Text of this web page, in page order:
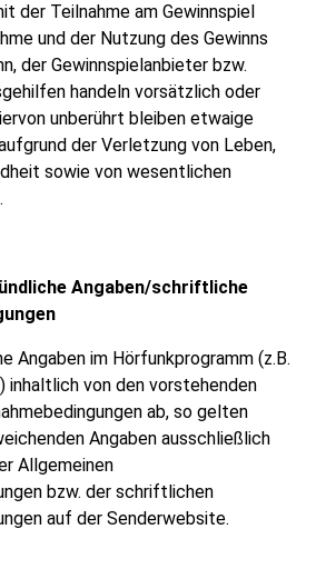
der Teilnahme am Gewinnspiel
und der Nutzung des Gewinns
der Gewinnspielanbieter bzw.
handeln vorsätzlich oder
unberührt bleiben etwaige
der Verletzung von Leben,
sowie von wesentlichen
Angaben/schriftliche
Angaben im Hörfunkprogramm (z.B.
inhaltlich von den vorstehenden
ab, so gelten
Angaben ausschließlich
Allgemeinen
bzw. der schriftlichen
auf der Senderwebsite.